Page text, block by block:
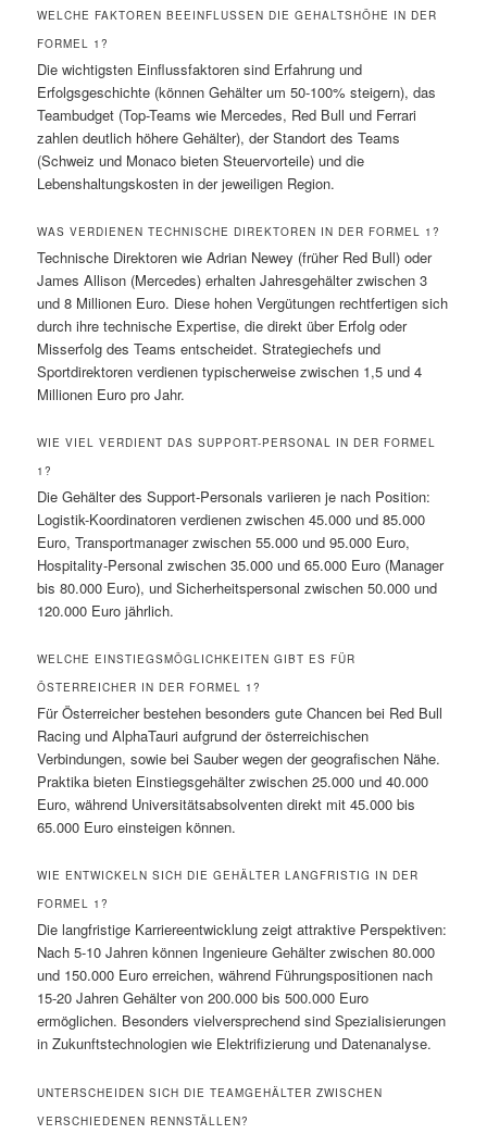
WELCHE FAKTOREN BEEINFLUSSEN DIE GEHALTSHÖHE IN DER
FORMEL 1?
Die wichtigsten Einflussfaktoren sind Erfahrung und
Erfolgsgeschichte (können Gehälter um 50-100% steigern), das
Teambudget (Top-Teams wie Mercedes, Red Bull und Ferrari
zahlen deutlich höhere Gehälter), der Standort des Teams
(Schweiz und Monaco bieten Steuervorteile) und die
Lebenshaltungskosten in der jeweiligen Region.
WAS VERDIENEN TECHNISCHE DIREKTOREN IN DER FORMEL 1?
Technische Direktoren wie Adrian Newey (früher Red Bull) oder
James Allison (Mercedes) erhalten Jahresgehälter zwischen 3
und 8 Millionen Euro. Diese hohen Vergütungen rechtfertigen sich
durch ihre technische Expertise, die direkt über Erfolg oder
Misserfolg des Teams entscheidet. Strategiechefs und
Sportdirektoren verdienen typischerweise zwischen 1,5 und 4
Millionen Euro pro Jahr.
WIE VIEL VERDIENT DAS SUPPORT-PERSONAL IN DER FORMEL
1?
Die Gehälter des Support-Personals variieren je nach Position:
Logistik-Koordinatoren verdienen zwischen 45.000 und 85.000
Euro, Transportmanager zwischen 55.000 und 95.000 Euro,
Hospitality-Personal zwischen 35.000 und 65.000 Euro (Manager
bis 80.000 Euro), und Sicherheitspersonal zwischen 50.000 und
120.000 Euro jährlich.
WELCHE EINSTIEGSMÖGLICHKEITEN GIBT ES FÜR
ÖSTERREICHER IN DER FORMEL 1?
Für Österreicher bestehen besonders gute Chancen bei Red Bull
Racing und AlphaTauri aufgrund der österreichischen
Verbindungen, sowie bei Sauber wegen der geografischen Nähe.
Praktika bieten Einstiegsgehälter zwischen 25.000 und 40.000
Euro, während Universitätsabsolventen direkt mit 45.000 bis
65.000 Euro einsteigen können.
WIE ENTWICKELN SICH DIE GEHÄLTER LANGFRISTIG IN DER
FORMEL 1?
Die langfristige Karriereentwicklung zeigt attraktive Perspektiven:
Nach 5-10 Jahren können Ingenieure Gehälter zwischen 80.000
und 150.000 Euro erreichen, während Führungspositionen nach
15-20 Jahren Gehälter von 200.000 bis 500.000 Euro
ermöglichen. Besonders vielversprechend sind Spezialisierungen
in Zukunftstechnologien wie Elektrifizierung und Datenanalyse.
UNTERSCHEIDEN SICH DIE TEAMGEHÄLTER ZWISCHEN
VERSCHIEDENEN RENNSTÄLLEN?